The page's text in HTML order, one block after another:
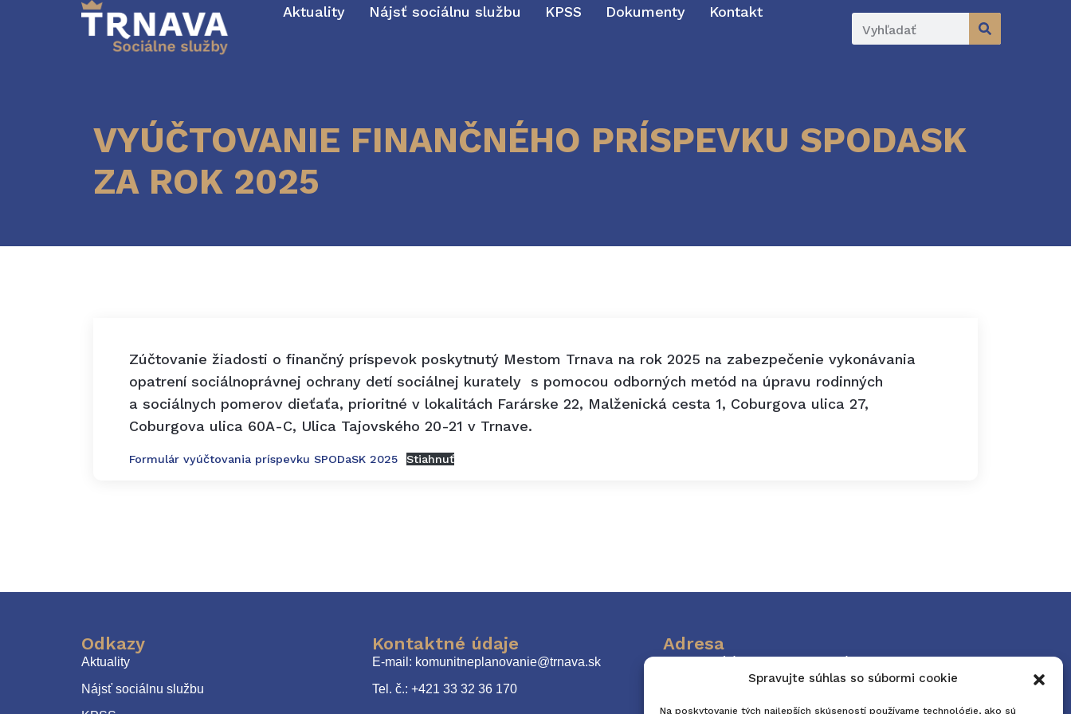
Spravujte súhlas so súbormi cookie
Na poskytovanie tých najlepších skúseností používame technológie, ako sú
Aktuality Nájsť sociálnu službu KPSS Dokumenty Kontakt
VYÚČTOVANIE FINANČNÉHO PRÍSPEVKU SPODASK
ZA ROK 2025
Zúčtovanie žiadosti o finančný príspevok poskytnutý Mestom Trnava na rok 2025 na zabezpečenie vykonávania
opatrení sociálnoprávnej ochrany detí sociálnej kurately s pomocou odborných metód na úpravu rodinných
a sociálnych pomerov dieťaťa, prioritné v lokalitách Farárske 22, Malženická cesta 1, Coburgova ulica 27,
Coburgova ulica 60A-C, Ulica Tajovského 20-21 v Trnave.
Formulár vyúčtovania príspevku SPODaSK 2025 Stiahnuť
Odkazy
Aktuality
Nájsť sociálnu službu
Kontaktné údaje
E-mail: komunitneplanovanie@trnava.sk
Tel. č.: +421 33 32 36 170
Adresa